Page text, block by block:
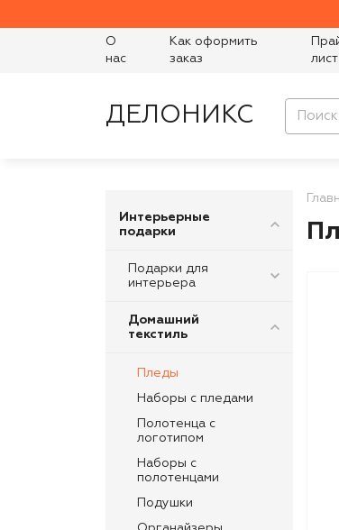
О
нас
Как оформить
заказ
лист
ДЕЛОНИКС
Интерьерные
подарки
Подарки для
интерьера
Домашний
текстиль
Пледы
Наборы с пледами
Полотенца с
логотипом
Наборы с
полотенцами
Подушки